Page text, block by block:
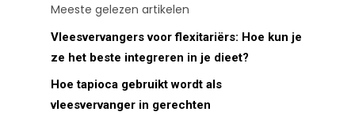
Meeste gelezen artikelen
Vleesvervangers voor flexitariërs: Hoe kun je
ze het beste integreren in je dieet?
Hoe tapioca gebruikt wordt als
vleesvervanger in gerechten